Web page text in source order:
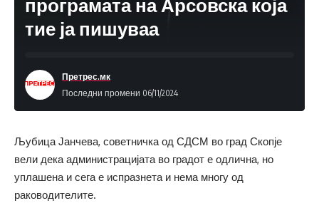
тие ја пишуваа
Последни промени 06/11/2024
Претрес.мк
Љубица Јанчева, советничка од СДСМ во град Скопје
вели дека администрацијата во градот е одлична, но
уплашена и сега е испразнета и нема многу од
раководителите.